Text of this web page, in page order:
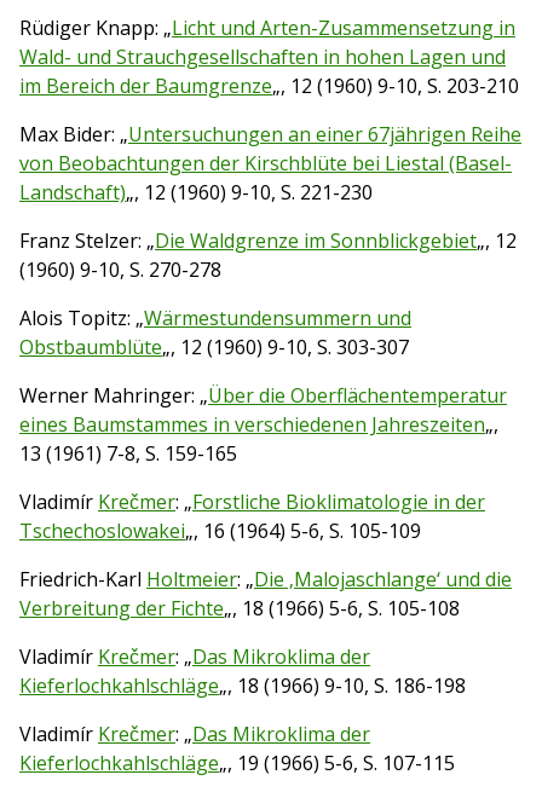
Rüdiger Knapp: „Licht und Arten-Zusammensetzung in
Wald- und Strauchgesellschaften in hohen Lagen und
im Bereich der Baumgrenze„, 12 (1960) 9-10, S. 203-210
Max Bider: „Untersuchungen an einer 67jährigen Reihe
von Beobachtungen der Kirschblüte bei Liestal (Basel-
Landschaft)„, 12 (1960) 9-10, S. 221-230
Franz Stelzer: „Die Waldgrenze im Sonnblickgebiet„, 12
(1960) 9-10, S. 270-278
Alois Topitz: „Wärmestundensummern und
Obstbaumblüte„, 12 (1960) 9-10, S. 303-307
Werner Mahringer: „Über die Oberflächentemperatur
eines Baumstammes in verschiedenen Jahreszeiten„,
13 (1961) 7-8, S. 159-165
Vladimír Krečmer: „Forstliche Bioklimatologie in der
Tschechoslowakei„, 16 (1964) 5-6, S. 105-109
Friedrich-Karl Holtmeier: „Die ‚Malojaschlange‘ und die
Verbreitung der Fichte„, 18 (1966) 5-6, S. 105-108
Vladimír Krečmer: „Das Mikroklima der
Kieferlochkahlschläge„, 18 (1966) 9-10, S. 186-198
Vladimír Krečmer: „Das Mikroklima der
Kieferlochkahlschläge„, 19 (1966) 5-6, S. 107-115